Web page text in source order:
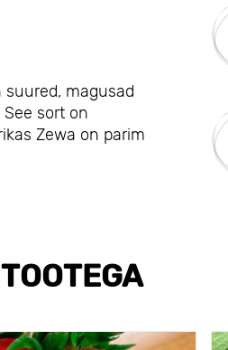
suured, magusad
sort on
Zewa on parim